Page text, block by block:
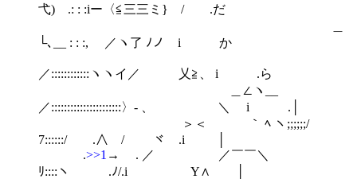
弋) .: : :iー〈≦三三ミ} / .だ
└､__ : : :, ／ヽ了 ﾉノ i か
／::::::::::::ヽヽイ／ 乂≧、 i .ら
＿∠ヽ__
／::::::::::::::::::::::〉- 、 ＼ i .│
＞＜ ｀ ﾍ ヽ;;;;;;/
7::::::/ .∧ /￣￣ ヾ .i │
.>>1 → . ／ ／￣￣＼
ﾘ::::ヽ .ﾉ/.i Y∧ │